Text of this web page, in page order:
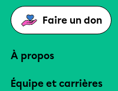
Faire un don
À propos
Équipe et carrières